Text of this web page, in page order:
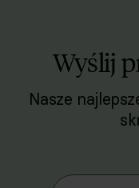
Wyślij
Nasze
Zapisz się